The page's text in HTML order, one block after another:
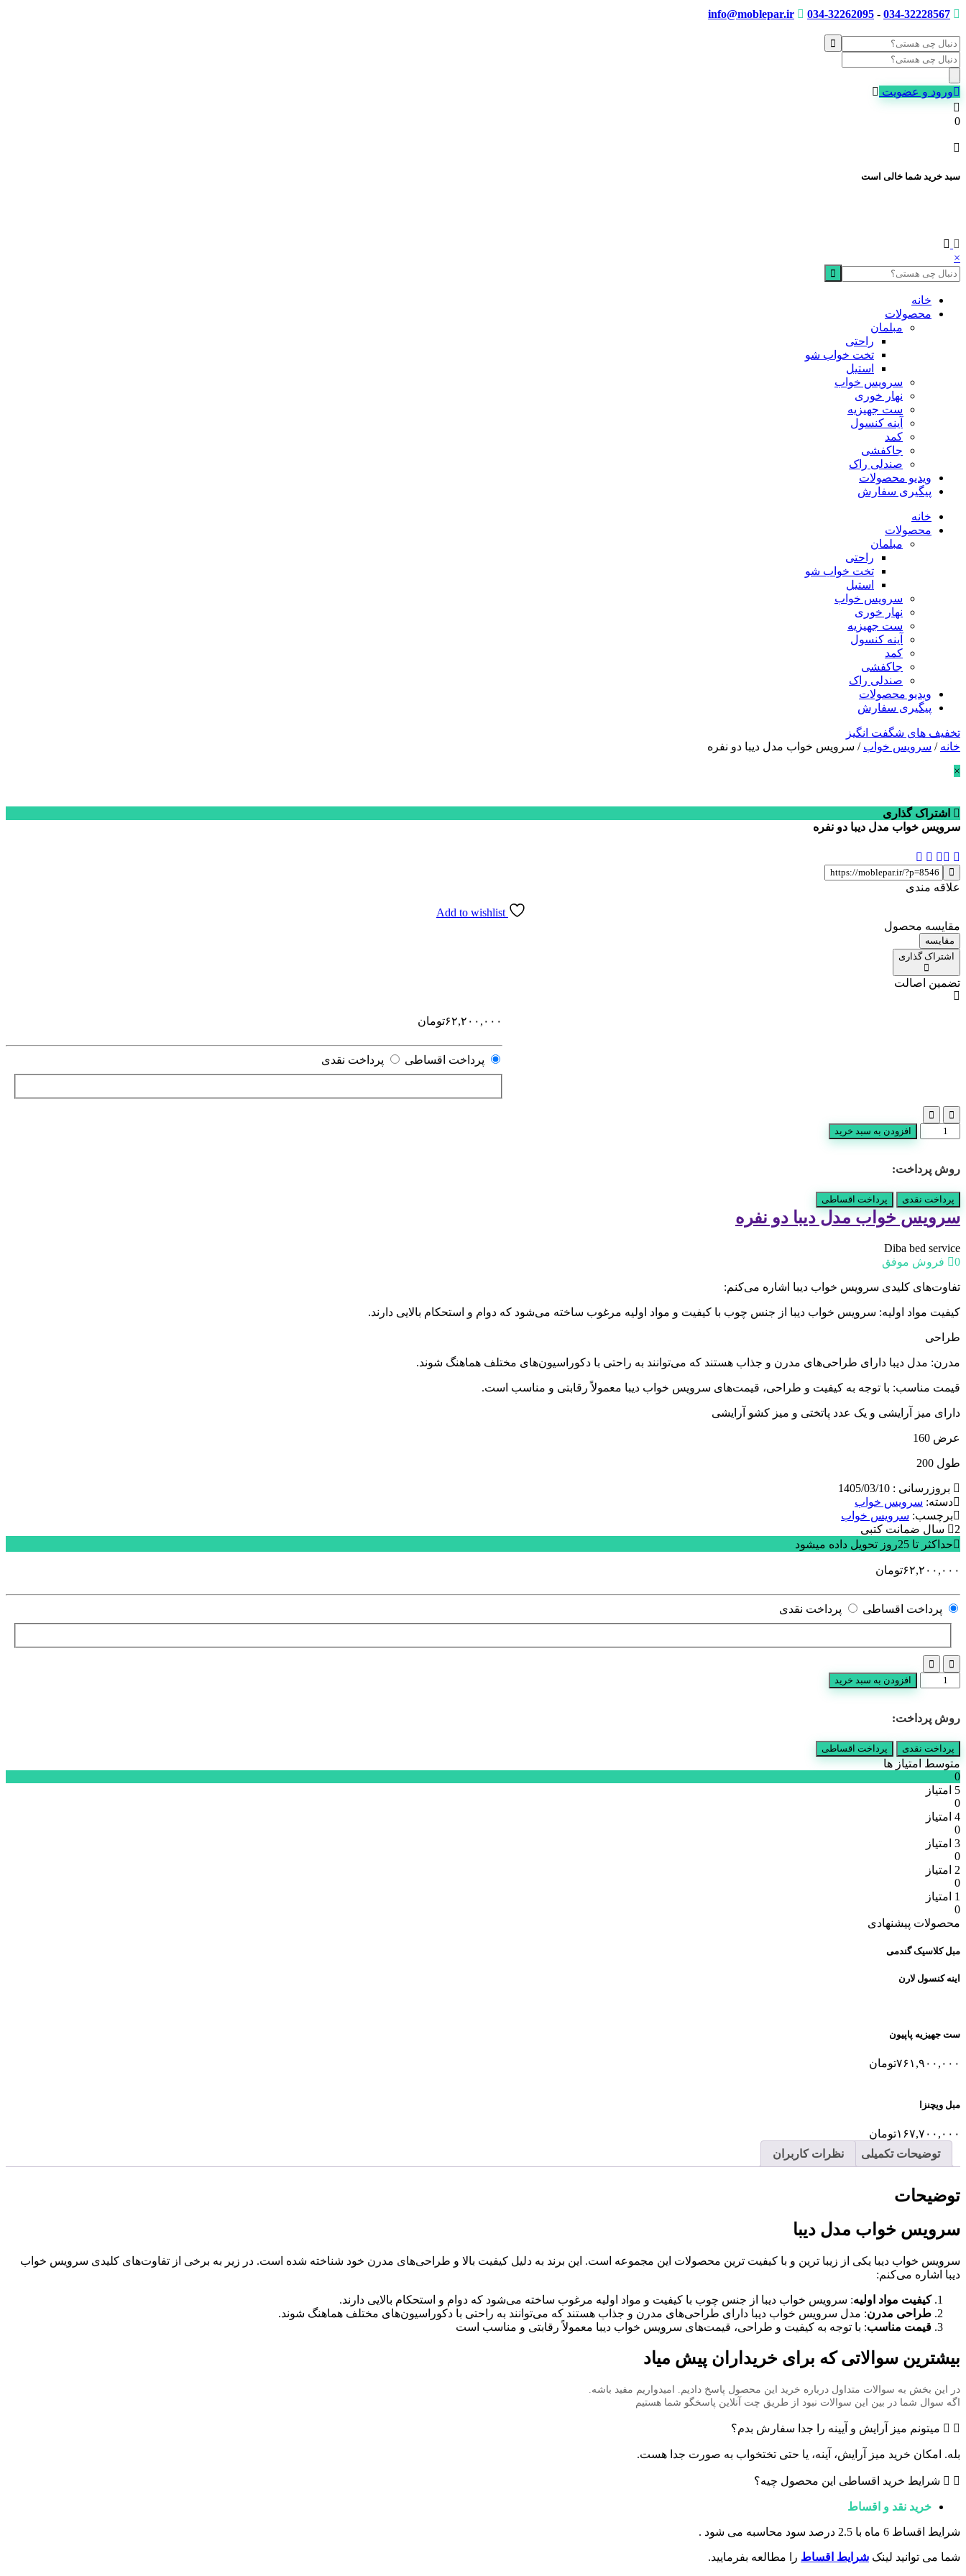
info@moblepar.ir 034-32262095 - 034-32228567
Products
search
ورود و عضویت
0
سبد خرید شما خالی است
×
خانه
محصولات
مبلمان
راحتی
تخت خواب شو
استیل
سرویس خواب
نهار خوری
ست جهیزیه
آینه کنسول
کمد
جاکفشی
صندلی راک
ویدیو محصولات
پیگیری سفارش
خانه
محصولات
مبلمان
راحتی
تخت خواب شو
استیل
سرویس خواب
نهار خوری
ست جهیزیه
آینه کنسول
کمد
جاکفشی
صندلی راک
ویدیو محصولات
پیگیری سفارش
تخفیف های شگفت انگیز
خانه / سرویس خواب / سرویس خواب مدل دیبا دو نفره
×
اشتراک گذاری
سرویس خواب مدل دیبا دو نفره
علاقه مندی
Add to wishlist
مقایسه محصول
مقایسه
اشتراک گذاری
تضمین اصالت
۶۲,۲۰۰,۰۰۰تومان
پرداخت اقساطی پرداخت نقدی
سرویس
دیبا
نفره
عدد
افزودن به سبد خرید
روش پرداخت:
پرداخت نقدی پرداخت اقساطی
سرویس خواب مدل دیبا دو نفره
Diba bed service
0 فروش موفق
تفاوت‌های کلیدی سرویس خواب دیبا اشاره می‌کنم:
کیفیت مواد اولیه: سرویس خواب دیبا از جنس چوب‌ با کیفیت و مواد اولیه مرغوب ساخته می‌شود که دوام و استحکام بالایی دارند.
طراحی
مدرن: مدل دیبا دارای طراحی‌های مدرن و جذاب هستند که می‌توانند به راحتی با دکوراسیون‌های مختلف هماهنگ شوند.
قیمت مناسب: با توجه به کیفیت و طراحی، قیمت‌های سرویس خواب دیبا معمولاً رقابتی و مناسب است.
دارای میز آرایشی و یک عدد پاتختی و میز کشو آرایشی
عرض 160
طول 200
بروزرسانی : 1405/03/10
دسته: سرویس خواب
برچسب: سرویس خواب
2 سال ضمانت کتبی
حداکثر تا 25روز تحویل داده میشود
۶۲,۲۰۰,۰۰۰تومان
پرداخت اقساطی پرداخت نقدی
سرویس
دیبا
نفره
عدد
افزودن به سبد خرید
روش پرداخت:
پرداخت نقدی پرداخت اقساطی
متوسط امتیاز ها
0
5 امتیاز
0
4 امتیاز
0
3 امتیاز
0
2 امتیاز
0
1 امتیاز
0
محصولات پیشنهادی
مبل کلاسیک گندمی
اینه کنسول لارن
ست جهیزیه پاپیون
۷۶۱,۹۰۰,۰۰۰تومان
مبل ویچنزا
۱۶۷,۷۰۰,۰۰۰تومان
توضیحات تکمیلی
نظرات کاربران
توضیحات
سرویس خواب مدل دیبا
سرویس خواب دیبا یکی از زیبا ترین و با کیفیت ترین محصولات این مجموعه است. این برند به دلیل کیفیت بالا و طراحی‌های مدرن خود شناخته شده است. در زیر به برخی از تفاوت‌های کلیدی سرویس خواب
دیبا اشاره می‌کنم:
کیفیت مواد اولیه: سرویس خواب دیبا از جنس چوب‌ با کیفیت و مواد اولیه مرغوب ساخته می‌شود که دوام و استحکام بالایی دارند.
طراحی مدرن: مدل سرویس خواب دیبا دارای طراحی‌های مدرن و جذاب هستند که می‌توانند به راحتی با دکوراسیون‌های مختلف هماهنگ شوند.
قیمت مناسب: با توجه به کیفیت و طراحی، قیمت‌های سرویس خواب دیبا معمولاً رقابتی و مناسب است
بیشترین سوالاتی که برای خریداران پیش میاد
در این بخش به سوالات متداول درباره خرید این محصول پاسخ دادیم. امیدواریم مفید باشه.
اگه سوال شما در بین این سوالات نبود از طریق چت آنلاین پاسخگو شما هستیم
میتونم میز آرایش و آیینه را جدا سفارش بدم؟
بله. امکان خرید میز آرایش، آینه، یا حتی تختخواب به صورت جدا هست.
شرایط خرید اقساطی این محصول چیه؟
خرید نقد و اقساط
شرایط اقساط 6 ماه با 2.5 درصد سود محاسبه می شود .
شما می توانید لینک شرایط اقساط را مطالعه بفرمایید.